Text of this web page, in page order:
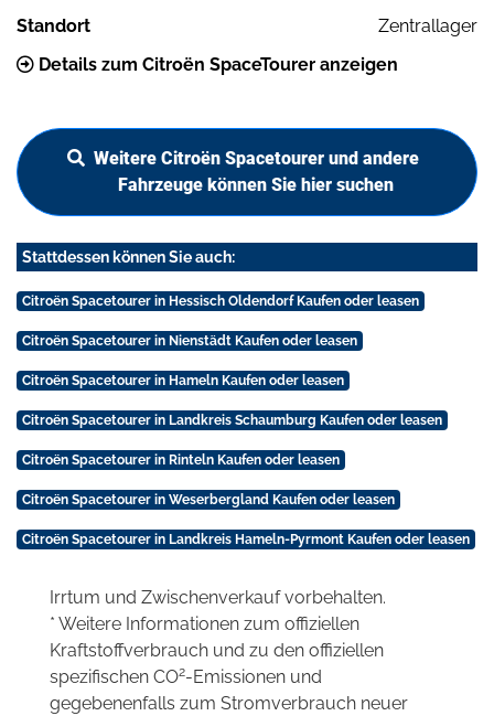
Standort
Zentrallager
Details zum Citroën SpaceTourer anzeigen
Weitere Citroën Spacetourer und andere
Fahrzeuge können Sie hier suchen
Stattdessen können Sie auch:
Citroën Spacetourer in Hessisch Oldendorf Kaufen oder leasen
Citroën Spacetourer in Nienstädt Kaufen oder leasen
Citroën Spacetourer in Hameln Kaufen oder leasen
Citroën Spacetourer in Landkreis Schaumburg Kaufen oder leasen
Citroën Spacetourer in Rinteln Kaufen oder leasen
Citroën Spacetourer in Weserbergland Kaufen oder leasen
Citroën Spacetourer in Landkreis Hameln-Pyrmont Kaufen oder leasen
Irrtum und Zwischenverkauf vorbehalten.
* Weitere Informationen zum offiziellen
Kraftstoffverbrauch und zu den offiziellen
spezifischen CO2-Emissionen und
gegebenenfalls zum Stromverbrauch neuer